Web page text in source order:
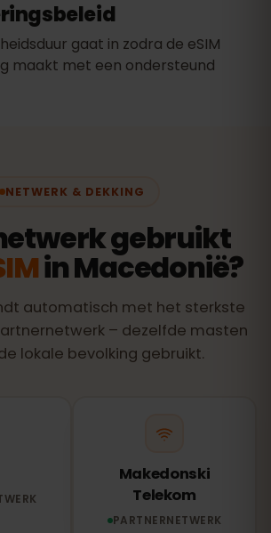
gaat in zodra de eSIM
maakt met een ondersteund
NETWERK & DEKKING
gebruikt
in Macedonië?
automatisch met het sterkste
– dezelfde masten
lokale bevolking gebruikt.
Makedonski
Telekom
PARTNERNETWERK